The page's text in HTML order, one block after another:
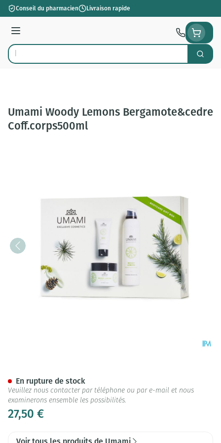
Aller au contenu
Conseil du pharmacien Livraison rapide
Menu
Rechercher
Umami Woody Lemons Bergamote&cedre
Coff.corps500ml
27,50 €
En rupture de stock
Veuillez nous contacter par téléphone ou par e-mail et nous
examinerons ensemble les possibilités.